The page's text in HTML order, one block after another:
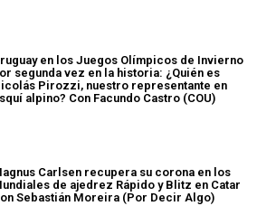
en los Juegos Olímpicos de Invierno
segunda vez en la historia: ¿Quién es
Pirozzi, nuestro representante en
alpino? Con Facundo Castro (COU)
Carlsen recupera su corona en los
de ajedrez Rápido y Blitz en Catar
Sebastián Moreira (Por Decir Algo)